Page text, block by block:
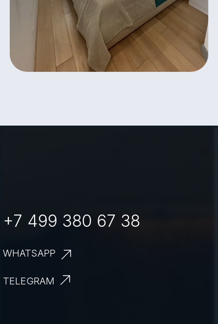
+7 499 380 67 38
TELEGRAM
WHATSAPP